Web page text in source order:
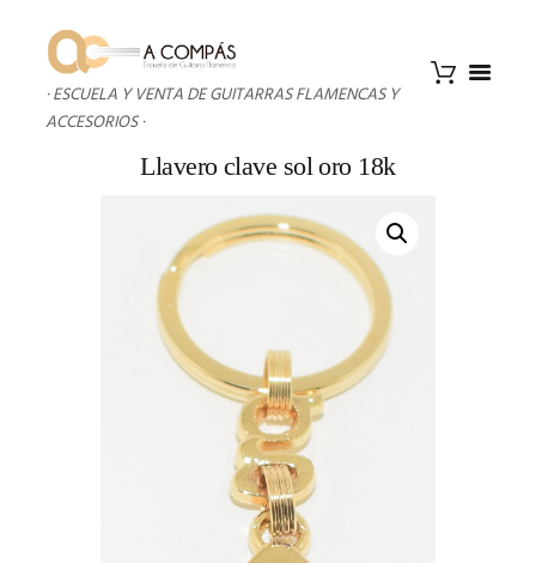
· ESCUELA Y VENTA DE GUITARRAS FLAMENCAS Y
ACCESORIOS ·
Llavero clave sol oro 18k